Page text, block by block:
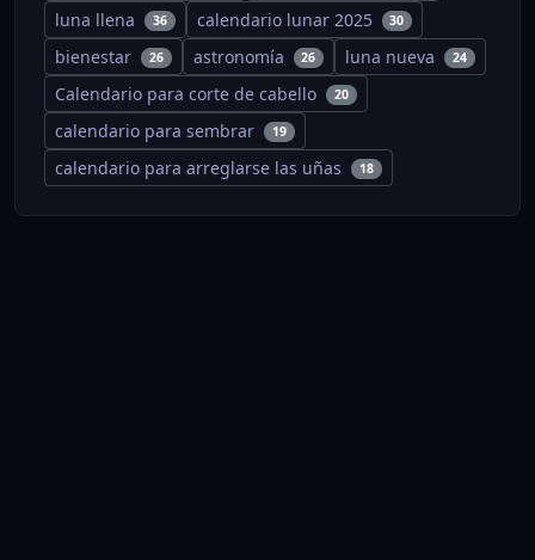
luna llena 36 calendario lunar 2025 30
bienestar 26 astronomía 26 luna nueva 24
Calendario para corte de cabello 20
calendario para sembrar 19
calendario para arreglarse las uñas 18